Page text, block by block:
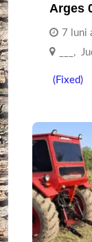
Arges
7 luni
,
(Fixed)